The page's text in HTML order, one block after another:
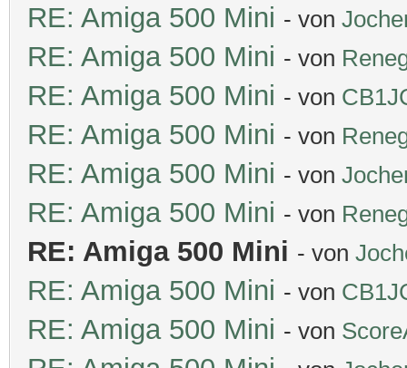
RE: Amiga 500 Mini - von
RE: Amiga 500 Mini - von
RE: Amiga 500 Mini - von
RE: Amiga 500 Mini - von
RE: Amiga 500 Mini - von
RE: Amiga 500 Mini - von
RE: Amiga 500 Mini - von
RE: Amiga 500 Mini - von
RE: Amiga 500 Mini - von